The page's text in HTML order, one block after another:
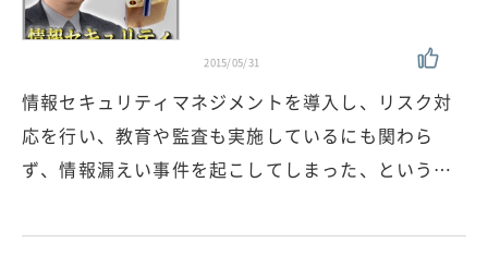
2015/05/31
情報セキュリティマネジメントを導入し、リスク対
応を行い、教育や監査も実施しているにも関わら
ず、情報漏えい事件を起こしてしまった、という…